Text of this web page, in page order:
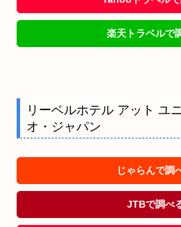
楽天トラベルで
リーベルホテル アット ユ
オ・ジャパン
じゃらんで調
JTBで調べ